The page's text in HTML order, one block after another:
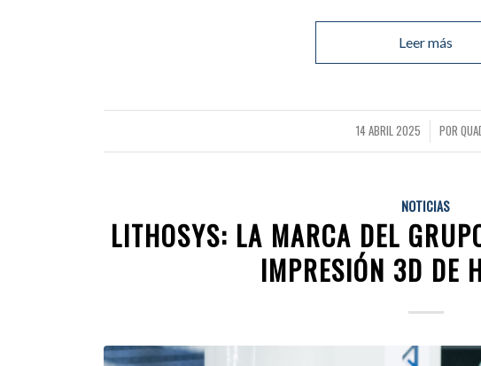
Leer más
14 ABRIL 2025
/ POR
NOTICIAS
LITHOSYS: LA MARCA DEL
IMPRESIÓN 3D DE